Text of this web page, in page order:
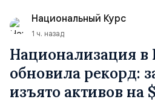
Национальный Курс
1 ч. назад
Национализация в
обновила рекорд:
изъято активов на